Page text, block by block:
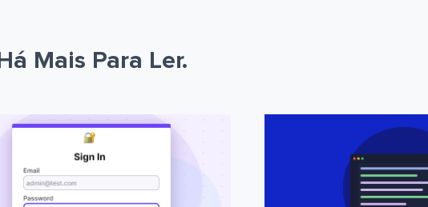
Há Mais Para Ler.